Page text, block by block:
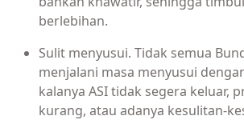
berlebihan.
Sulit menyusui. Tidak semua
menjalani masa menyusui
kalanya ASI tidak segera keluar,
kurang, atau adanya kesulitan-